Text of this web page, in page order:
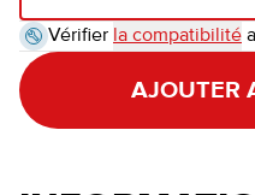
Vérifier la compatibilité
AJOUTER